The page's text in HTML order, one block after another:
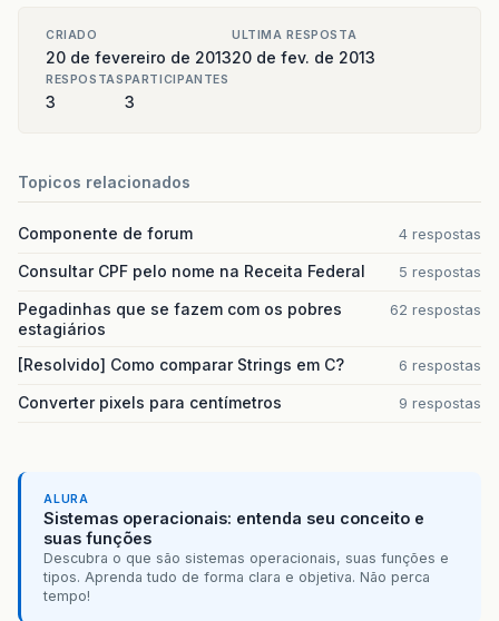
CRIADO
20 de fevereiro de 2013
ULTIMA RESPOSTA
20 de fev. de 2013
RESPOSTAS
3
PARTICIPANTES
3
Topicos relacionados
Componente de forum 4 respostas
Consultar CPF pelo nome na Receita Federal 5 respostas
Pegadinhas que se fazem com os pobres
estagiários
62 respostas
[Resolvido] Como comparar Strings em C? 6 respostas
Converter pixels para centímetros 9 respostas
ALURA
Sistemas operacionais: entenda seu conceito e
suas funções
Descubra o que são sistemas operacionais, suas funções e
tipos. Aprenda tudo de forma clara e objetiva. Não perca
tempo!